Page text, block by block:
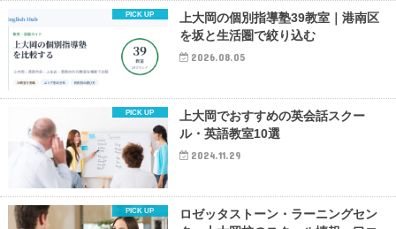
上大岡の個別指導塾39教室｜港南区
を坂と生活圏で絞り込む
2026.08.05
上大岡でおすすめの英会話スクー
ル・英語教室10選
2024.11.29
ロゼッタストーン・ラーニングセン